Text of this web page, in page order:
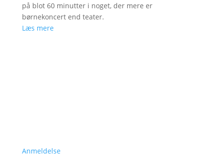
på blot 60 minutter i noget, der mere er
børnekoncert end teater.
Læs mere
Anmeldelse